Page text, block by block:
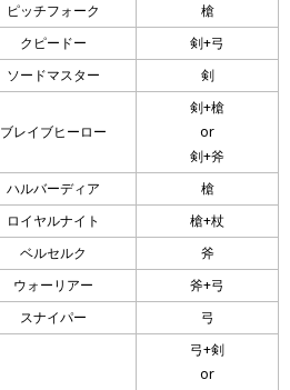
ピッチフォーク
槍
クピードー 剣+弓
ソードマスター 剣
ブレイブヒーロー
剣+槍
or
剣+斧
ハルバーディア
槍
ロイヤルナイト
槍+杖
ベルセルク
斧
ウォーリアー
斧+弓
スナイパー 弓
弓+剣
or